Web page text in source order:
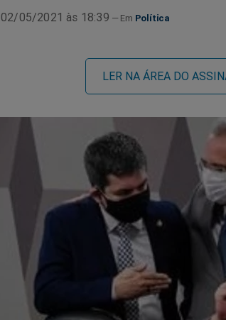
02/05/2021 às 18:39 Política
LER NA ÁREA DO